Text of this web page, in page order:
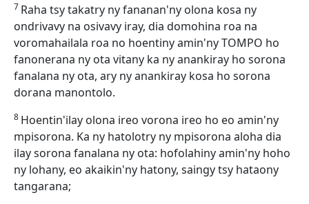
7 Raha tsy takatry ny fananan'ny olona kosa ny
ondrivavy na osivavy iray, dia domohina roa na
voromahailala roa no hoentiny amin'ny TOMPO ho
fanonerana ny ota vitany ka ny anankiray ho sorona
fanalana ny ota, ary ny anankiray kosa ho sorona
dorana manontolo.
8 Hoentin'ilay olona ireo vorona ireo ho eo amin'ny
mpisorona. Ka ny hatolotry ny mpisorona aloha dia
ilay sorona fanalana ny ota: hofolahiny amin'ny hoho
ny lohany, eo akaikin'ny hatony, saingy tsy hataony
tangarana;